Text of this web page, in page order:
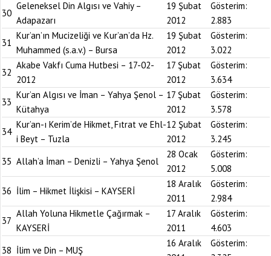
30
Geleneksel Din Algısı ve Vahiy –
Adapazarı
19 Şubat
2012
Gösterim:
2.883
31
Kur’an’ın Mucizeliği ve Kur’an’da Hz.
Muhammed (s.a.v.) – Bursa
19 Şubat
2012
Gösterim:
3.022
32
Akabe Vakfı Cuma Hutbesi – 17-02-
2012
17 Şubat
2012
Gösterim:
3.634
33
Kur’an Algısı ve İman – Yahya Şenol –
Kütahya
17 Şubat
2012
Gösterim:
3.578
34
Kur’an-ı Kerim’de Hikmet, Fıtrat ve Ehl-
i Beyt – Tuzla
12 Şubat
2012
Gösterim:
3.245
35 Allah’a İman – Denizli – Yahya Şenol
28 Ocak
2012
Gösterim:
5.008
36 İlim – Hikmet İlişkisi – KAYSERİ
18 Aralık
2011
Gösterim:
2.984
37
Allah Yoluna Hikmetle Çağırmak –
KAYSERİ
17 Aralık
2011
Gösterim:
4.603
38 İlim ve Din – MUŞ
16 Aralık
Gösterim: